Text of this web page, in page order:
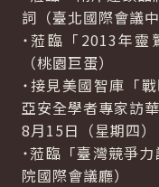
詞（臺北國際會議中
˙蒞臨「2013年靈
（桃園巨蛋）
˙接見美國智庫「
亞安全學者專家訪
8月15日（星期四）
˙蒞臨「臺灣競爭
院國際會議廳）